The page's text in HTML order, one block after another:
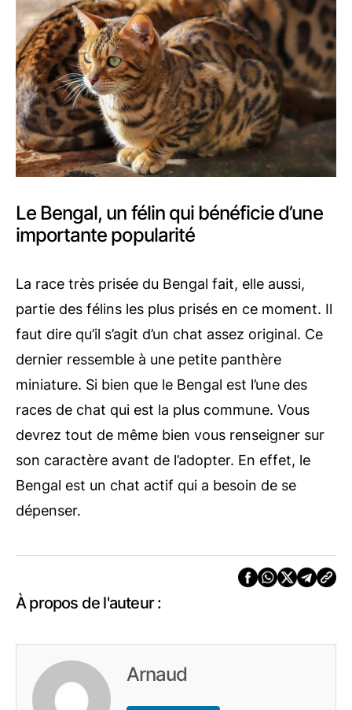
Le Bengal, un félin qui bénéficie d’une
importante popularité
La race très prisée du Bengal fait, elle aussi,
partie des félins les plus prisés en ce moment. Il
faut dire qu’il s’agit d’un chat assez original. Ce
dernier ressemble à une petite panthère
miniature. Si bien que le Bengal est l’une des
races de chat qui est la plus commune. Vous
devrez tout de même bien vous renseigner sur
son caractère avant de l’adopter. En effet, le
Bengal est un chat actif qui a besoin de se
dépenser.
À propos de l'auteur :
Arnaud